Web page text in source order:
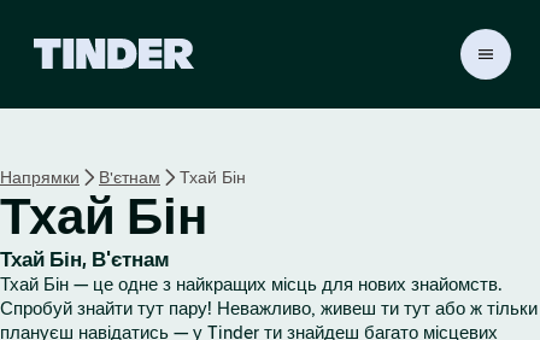
н
а
с
о
р
і
Напрямки В'єтнам Тхай Бін
Тхай Бін
Тхай Бін, В'єтнам
Тхай Бін — це одне з найкращих місць для нових знайомств.
Спробуй знайти тут пару! Неважливо, живеш ти тут або ж тільки
плануєш навідатись — у Tinder ти знайдеш багато місцевих